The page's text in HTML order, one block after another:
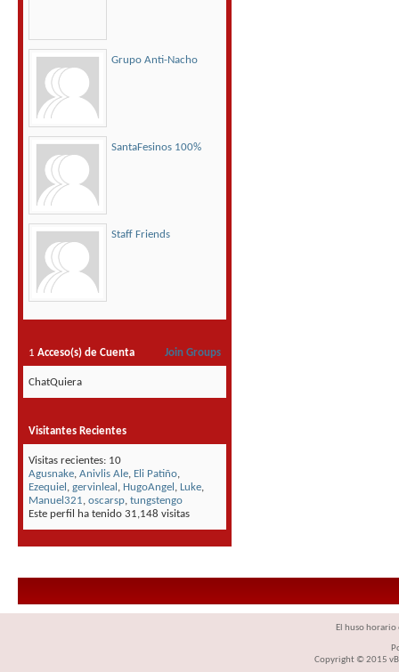
Grupo Anti-Nacho
SantaFesinos 100%
Staff Friends
Join Groups
1 Acceso(s) de Cuenta
ChatQuiera
Visitantes Recientes
Visitas recientes: 10
Agusnake, Anivlis Ale, Eli Patiño,
Ezequiel , gervinleal , HugoAngel , Luke,
Manuel321, oscarsp, tungstengo
Este perfil ha tenido 31,148 visitas
El huso horario
Copyright © 2015